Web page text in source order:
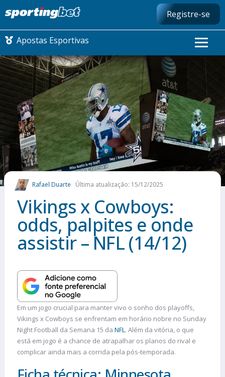
Registre-se
Apostas Esportivas
CONMEBOL LIBERTADORES
FUTEBOL NACIONAL
FUTEBOL INTERNACIONAL
COMO APOSTAR
MAIS ESPORTES
Rafael Duarte Última atualização: 15/12/2025
Vikings x Cowboys:
odds, palpites e onde
assistir – NFL (14/12)
Em um jogo crucial para manter vivo o sonho dos playoffs,
Vikings x Cowboys se enfrentam em horário nobre no Sunday
Night Football da Semana 15 da NFL. Além da vitória, o que
está em jogo é a chance de atrapalhar os planos do rival e
complicar ainda mais a corrida pela pós-temporada.